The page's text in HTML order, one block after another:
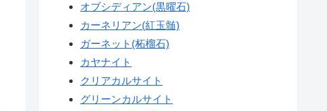
オブシディアン(黒曜石)
カーネリアン(紅玉髄)
ガーネット(柘榴石)
カヤナイト
クリアカルサイト
グリーンカルサイト